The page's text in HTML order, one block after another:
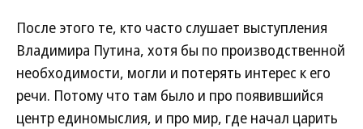
После этого те, кто часто слушает выступления
Владимира Путина, хотя бы по производственной
необходимости, могли и потерять интерес к его
речи. Потому что там было и про появившийся
центр единомыслия, и про мир, где начал царить